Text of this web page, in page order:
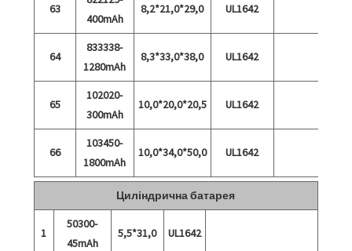
63
400mAh
8,2*21,0*29,0 UL1642
64
833338-
1280mAh
8,3*33,0*38,0 UL1642
65
102020-
300mAh
10,0*20,0*20,5 UL1642
66
103450-
1800mAh
10,0*34,0*50,0 UL1642
Циліндрична батарея
1
50300-
45mAh
5,5*31,0 UL1642